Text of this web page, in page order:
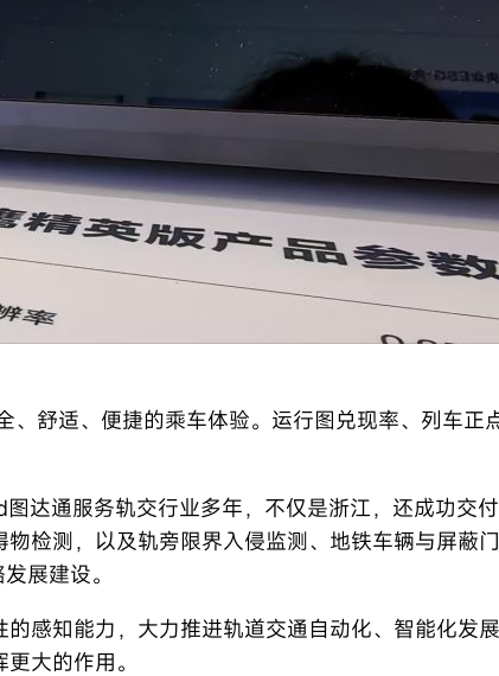
舒适、便捷的乘车体验。运行图兑现率、列车正
达通服务轨交行业多年，不仅是浙江，还成功交
检测，以及轨旁限界入侵监测、地铁车辆与屏蔽门
展建设。
感知能力，大力推进轨道交通自动化、智能化发
大的作用。